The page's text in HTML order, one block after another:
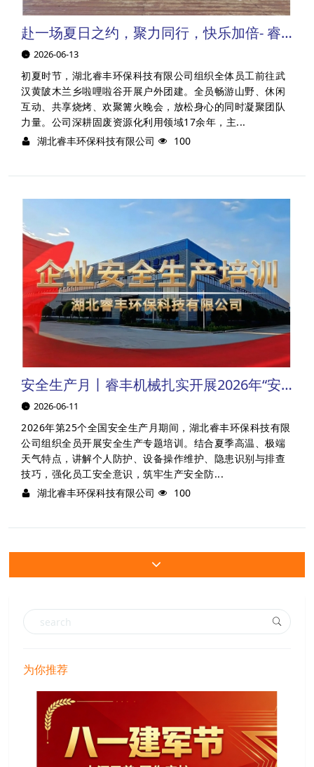
赴一场夏日之约，聚力同行，快乐加倍- 睿丰机械夏日团建圆满收官
2026-06-13
初夏时节，湖北睿丰环保科技有限公司组织全体员工前往武
汉黄陂木兰乡啦哩啦谷开展户外团建。全员畅游山野、休闲
互动、共享烧烤、欢聚篝火晚会，放松身心的同时凝聚团队
力量。公司深耕固废资源化利用领域17余年，主...
湖北睿丰环保科技有限公司
100
安全生产月丨睿丰机械扎实开展2026年“安全生产月”活动
2026-06-11
2026年第25个全国安全生产月期间，湖北睿丰环保科技有限
公司组织全员开展安全生产专题培训。结合夏季高温、极端
天气特点，讲解个人防护、设备操作维护、隐患识别与排查
技巧，强化员工安全意识，筑牢生产安全防...
湖北睿丰环保科技有限公司
100
为你推荐